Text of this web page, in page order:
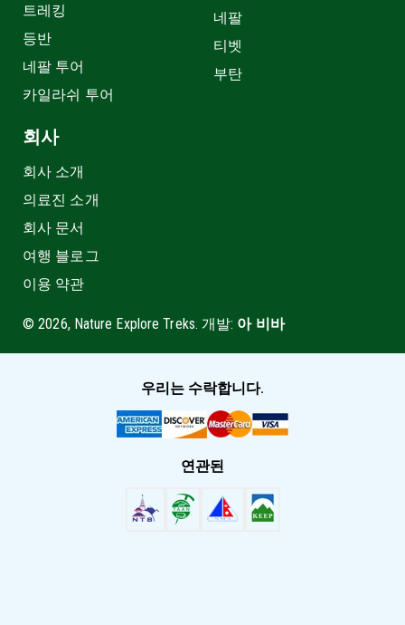
트레킹
등반
네팔 투어
카일라쉬 투어
네팔
티벳
부탄
회사
회사 소개
의료진 소개
회사 문서
여행 블로그
이용 약관
© 2026, Nature Explore Treks. 개발: 아 비바
우리는 수락합니다.
연관된